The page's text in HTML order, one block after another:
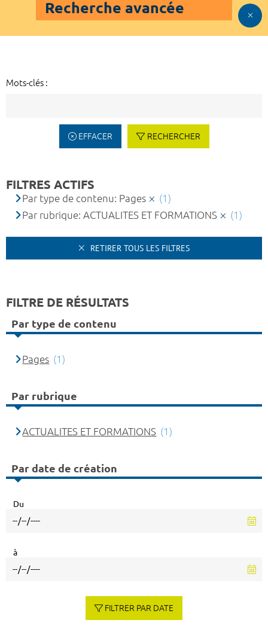
Recherche avancée
Mots-clés :
EFFACER RECHERCHER
FILTRES ACTIFS
Par type de contenu: Pages
(1)
Par rubrique: ACTUALITES ET FORMATIONS
(1)
RETIRER TOUS LES FILTRES
FILTRE DE RÉSULTATS
Par type de contenu
Pages (1)
Par rubrique
ACTUALITES ET FORMATIONS (1)
Par date de création
Du
à
FILTRER PAR DATE